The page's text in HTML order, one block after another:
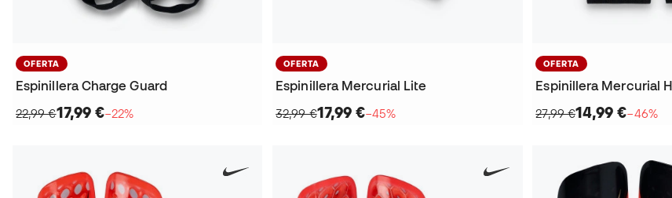
OFERTA
Espinillera Charge Guard
22,99 €17,99 €−22%
OFERTA
Espinillera Mercurial Lite
32,99 €17,99 €−45%
OFERTA
Espinillera Mercurial
27,99 €14,99 €−46%